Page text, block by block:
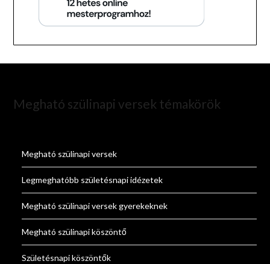
Megható szülinapi versek témakörök
Megható szülinapi versek
Legmeghatóbb születésnapi idézetek
Megható szülinapi versek gyerekeknek
Megható szülinapi köszöntő
Születésnapi köszöntők